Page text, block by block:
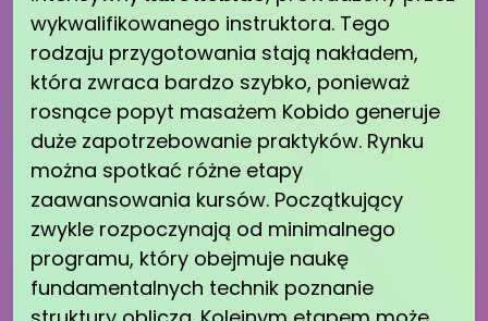
wykwalifikowanego instruktora. Tego
rodzaju przygotowania stają nakładem,
która zwraca bardzo szybko, ponieważ
rosnące popyt masażem Kobido generuje
duże zapotrzebowanie praktyków. Rynku
można spotkać różne etapy
zaawansowania kursów. Początkujący
zwykle rozpoczynają od minimalnego
programu, który obejmuje naukę
fundamentalnych technik poznanie